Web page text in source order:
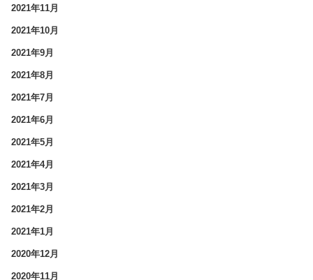
2021年11月
2021年10月
2021年9月
2021年8月
2021年7月
2021年6月
2021年5月
2021年4月
2021年3月
2021年2月
2021年1月
2020年12月
2020年11月